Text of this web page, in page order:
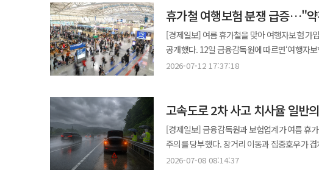
높이는 가장 기본적인 기반이다”라며 “지역사
이웃들에게 실질적인 도움이 되는 다양한 사회
제공한다. 'New 갤럭시 AI 구독클럽 with 폰체
스마트폰을 반납하면 최대 50% 또는 40%까지 보상 혜택을 제공한다. 제휴카
142만2000원의 혜택을 받을 수 있다. KT 할
24개월 기준 최대 21만8000원 상당의 요금 할인 혜
위한 경품 이벤트도 진행된다. 초이스 요금제
신세계상품권, 배달앱 상품권 등을 제공하며, '
치킨 세트 등 3종 혜택이 마련됐다. 프리미엄 스마트폰 시장의 경쟁이 단말 성능을 넘어 고객 경험 전반으로 확대되면서
통신사들의 전략 역시 콘텐츠와 구독 서비스,
있다. 가족결합 할인은 상품 조건에 따라 보험료의 5% 수준이다. 자동차보험 자녀특
또는 만 18세 이하 자녀가 있는 가입자는 가족
특약을 적용받을 수 있다. 해당 특약은 보험회사와 가입
관련 변경 업무에도 활용된다. 보험계약자가
행정기관 방문이나 증명서 제출 없이 변경 신청을 진행할 수 있다. 가족 일상생활배상
확대에 참여할 경우 연간 약 300만건의 가족관계
손해보험협회장은 "이번 서비스 확대를 통해
보험금 청구 과정에서 소비자들의 혜택과 편
대상으로 리콜을 실시하고 있다. 대상 차량은 2020년 6월 10일부터 2025년 3월 7일 사이 생산된 모델이다. 차종별로
S90은 2020년 10월 18일부터 2025년 3월 7
생산된 차량이 포함됐다. S60과 V60 크로스컨
결함은 48볼트 발전기 벨트 텐셔너의 내구성
발생하면 벨트가 이탈하거나 파손될 수 있다. 벨트에 이상이 생기면 마찰에 따른 소음이나 냄새가 발생할 수 있다. 주행
기능으로 시동이 꺼진 뒤 자동 재시동이나 버
개선된 벨트 텐셔너로 무상 교체한다. 기아는 셀토스와 셀토스 하이브리드 1만178대를 대상으로 리콜을 진행하고 있다.
셀토스는 지난해 12월 30일부터 올해 5월 9일,
차량이 대상이다. A필러 좌우 트림을 고정하는 테더클립이 제대로 체결되지 않은 것이 원인이다. 테더클립은 커튼
에어백 전개 시 A필러 트림이 완전히 떨어져
휴가철 여행보험 분쟁 급증…"
[경제일보] 여름 휴가철을 맞아 여행자보험 가
공개했다. 12일 금융감독원에 따르면‘여행자보험 가입 시 알아야 할 유익정보 및 주요 분쟁조정 사례’를 발표하고 보험
약관을 사전에 꼼꼼히 확인할 필요가 있다고 밝혔다. 여행자보험은 여행 중 발생하는 △사망·후유장해 △상
스포츠 등은 인보험 보장 대상에서 제외되며
항공기 지연 보장은 ‘지수형’과 ‘실손형’으로
가입한 경우라도 추가 지출이 없으면 보험금이 지급되지 않는 사례가
한해 보상되며 부주의로 인한 분실이나 단순
나타났다. 배상책임 보험도 동행 가족 간 사고나 직무 수행
2026-07-12 17:37:18
고속도로 2차 사고 치사율 일
[경제일보] 금융감독원과 보험업계가 여름 휴
주의를 당부했다. 장거리 이동과 집중호우가
특약 확인이 필요하다는 설명이다. 8일 금융감독원에 따르면 고속도로 2차 사고는 지난 2021년 50건에서 지난해
2026-07-08 08:14:37